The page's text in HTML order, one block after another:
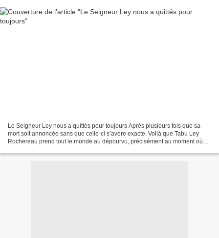
Le Seigneur Ley nous a quittés pour toujours Après plusieurs fois que sa
mort soit annoncée sans que celle-ci s’avère exacte. Voilà que Tabu Ley
Rochereau prend tout le monde au dépourvu, précisément au moment où